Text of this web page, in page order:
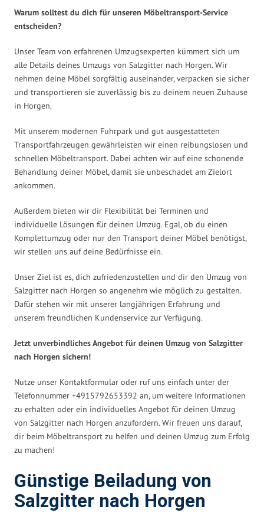
Warum solltest du dich für unseren Möbeltransport-Service
entscheiden?
Unser Team von erfahrenen Umzugsexperten kümmert sich um
alle Details deines Umzugs von Salzgitter nach Horgen. Wir
nehmen deine Möbel sorgfältig auseinander, verpacken sie sicher
und transportieren sie zuverlässig bis zu deinem neuen Zuhause
in Horgen.
Mit unserem modernen Fuhrpark und gut ausgestatteten
Transportfahrzeugen gewährleisten wir einen reibungslosen und
schnellen Möbeltransport. Dabei achten wir auf eine schonende
Behandlung deiner Möbel, damit sie unbeschadet am Zielort
ankommen.
Außerdem bieten wir dir Flexibilität bei Terminen und
individuelle Lösungen für deinen Umzug. Egal, ob du einen
Komplettumzug oder nur den Transport deiner Möbel benötigst,
wir stellen uns auf deine Bedürfnisse ein.
Unser Ziel ist es, dich zufriedenzustellen und dir den Umzug von
Salzgitter nach Horgen so angenehm wie möglich zu gestalten.
Dafür stehen wir mit unserer langjährigen Erfahrung und
unserem freundlichen Kundenservice zur Verfügung.
Jetzt unverbindliches Angebot für deinen Umzug von Salzgitter
nach Horgen sichern!
Nutze unser Kontaktformular oder ruf uns einfach unter der
Telefonnummer +4915792653392 an, um weitere Informationen
zu erhalten oder ein individuelles Angebot für deinen Umzug
von Salzgitter nach Horgen anzufordern. Wir freuen uns darauf,
dir beim Möbeltransport zu helfen und deinen Umzug zum Erfolg
zu machen!
Günstige Beiladung von
Salzgitter nach Horgen